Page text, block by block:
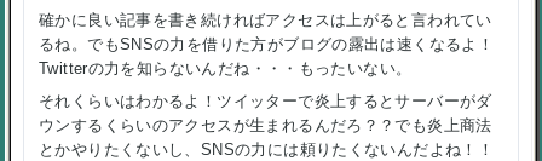
確かに良い記事を書き続ければアクセスは上がると言われてい
るね。でもSNSの力を借りた方がブログの露出は速くなるよ！
Twitterの力を知らないんだね・・・もったいない。
それくらいはわかるよ！ツイッターで炎上するとサーバーがダ
ウンするくらいのアクセスが生まれるんだろ？？でも炎上商法
とかやりたくないし、SNSの力には頼りたくないんだよね！！